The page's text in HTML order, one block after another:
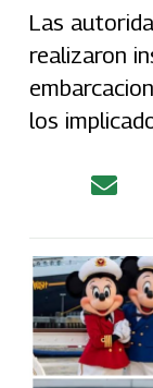
Las
realizaron
los